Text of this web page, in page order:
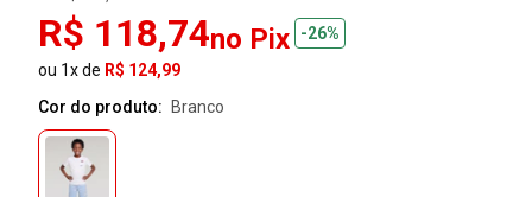
R$ 118,74no Pix
-26%
ou 1x de R$ 124,99
Cor do produto:
branco